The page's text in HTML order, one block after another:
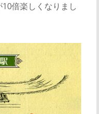
倍楽しくなりまし